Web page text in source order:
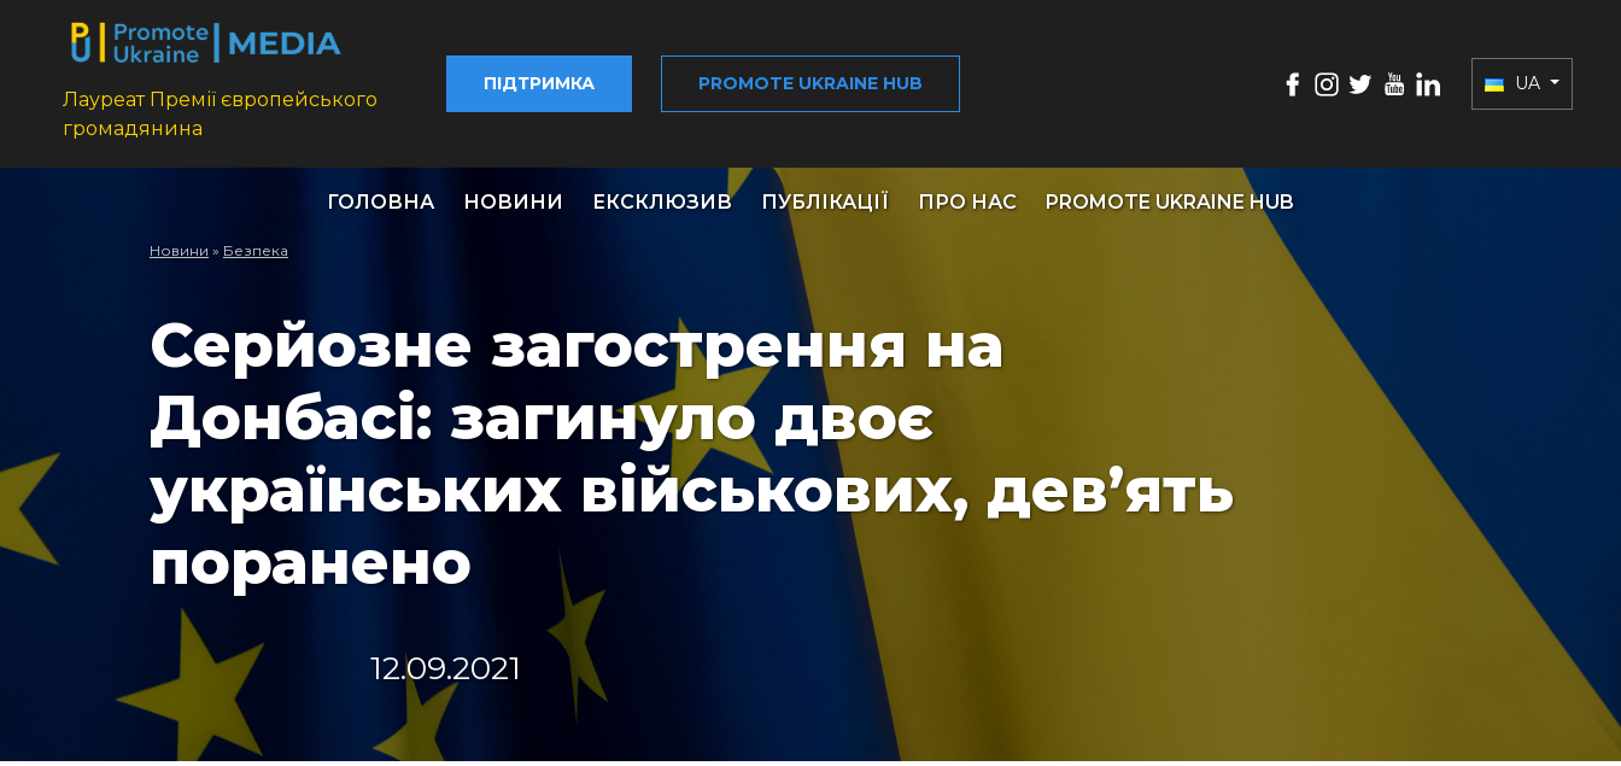
Лауреат Премії європейського
громадянина
ПІДТРИМКА PROMOTE UKRAINE HUB UA
ГОЛОВНА НОВИНИ ЕКСКЛЮЗИВ ПУБЛІКАЦІЇ ПРО НАС PROMOTE UKRAINE HUB
Новини » Безпека
Серйозне загострення на
Донбасі: загинуло двоє
українських військових, дев’ять
поранено
12.09.2021